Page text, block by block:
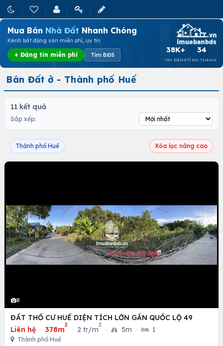
Mua Bán Nhà Đất Nhanh Chóng
Kênh bất động sản miễn phí, uy tín
+ Đăng tin miễn phí Tìm BĐS
38K+
TIN ĐĂNG
34
TỈNH THÀNH
Bán Đất ở - Thành phố Huế
11 kết quả
Sắp xếp:
Thành phố Huế Xóa lọc nâng cao
8
ĐẤT THỔ CƯ HUẾ DIỆN TÍCH LỚN GẦN QUỐC LỘ 49
Liên hệ · 378m
2
· 2 tr/m
2
· 5m · 1
Thành phố Huế